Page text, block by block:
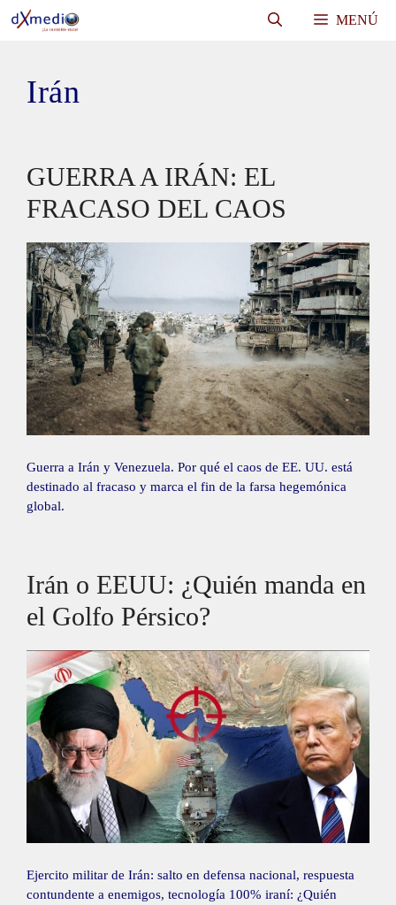
Saltar
MENÚ
Irán
GUERRA A IRÁN: EL
FRACASO DEL CAOS
Guerra a Irán y Venezuela. Por qué el caos de EE. UU. está
destinado al fracaso y marca el fin de la farsa hegemónica
global.
Irán o EEUU: ¿Quién manda en
el Golfo Pérsico?
Ejercito militar de Irán: salto en defensa nacional, respuesta
contundente a enemigos, tecnología 100% iraní: ¿Quién